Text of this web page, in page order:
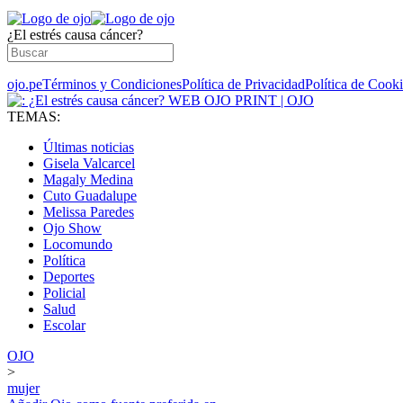
¿El estrés causa cáncer?
ojo.peTérminos y CondicionesPolítica de PrivacidadPolítica de
TEMAS:
Últimas noticias
Gisela Valcarcel
Magaly Medina
Cuto Guadalupe
Melissa Paredes
Ojo Show
Locomundo
Política
Deportes
Policial
Salud
Escolar
OJO
>
mujer